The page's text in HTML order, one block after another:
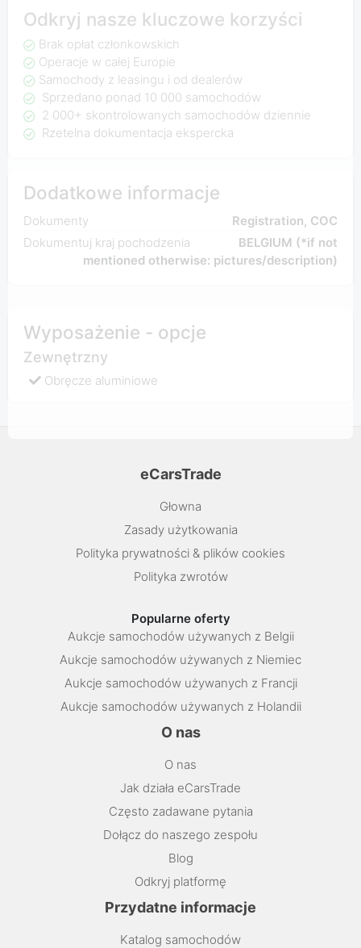
Odkryj nasze kluczowe korzyści
Brak opłat członkowskich
Operacje w całej Europie
Samochody z leasingu i od dealerów
Sprzedano ponad 10 000 samochodów
2 000+ skontrolowanych samochodów dziennie
Rzetelna dokumentacja ekspercka
Dodatkowe informacje
Dokumenty
Registration, COC
Dokumentuj kraj pochodzenia
BELGIUM (*if not
mentioned otherwise: pictures/description)
Wyposażenie - opcje
Zewnętrzny
Obręcze aluminiowe
eCarsTrade
Głowna
Zasady użytkowania
Polityka prywatności & plików cookies
Polityka zwrotów
Popularne oferty
Aukcje samochodów używanych z Belgii
Aukcje samochodów używanych z Niemiec
Aukcje samochodów używanych z Francji
Aukcje samochodów używanych z Holandii
O nas
O nas
Jak działa eCarsTrade
Często zadawane pytania
Dołącz do naszego zespołu
Blog
Odkryj platformę
Przydatne informacje
Katalog samochodów